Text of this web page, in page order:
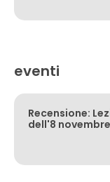
eventi
Recensione:
dell'8